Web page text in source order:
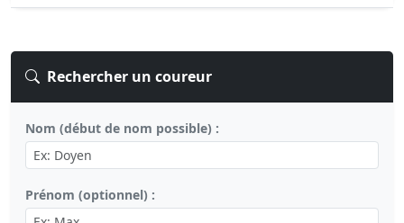
Rechercher un coureur
Nom (début de nom possible) :
Prénom (optionnel) :